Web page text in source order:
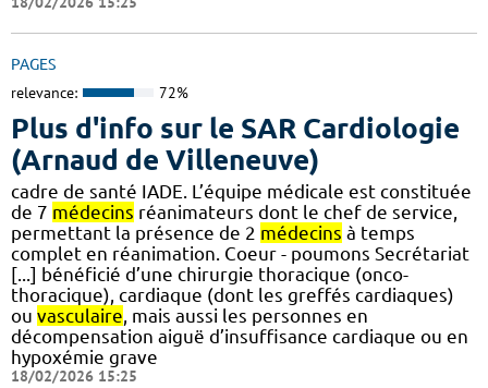
PAGES
relevance: 72%
Plus d'info sur le SAR Cardiologie
(Arnaud de Villeneuve)
cadre de santé IADE. L’équipe médicale est constituée
de 7 médecins réanimateurs dont le chef de service,
permettant la présence de 2 médecins à temps
complet en réanimation. Coeur - poumons Secrétariat
[...] bénéficié d’une chirurgie thoracique (onco-
thoracique), cardiaque (dont les greffés cardiaques)
ou vasculaire, mais aussi les personnes en
décompensation aiguë d’insuffisance cardiaque ou en
hypoxémie grave
18/02/2026 15:25